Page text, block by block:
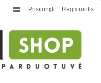
Prisijungti Registruotis